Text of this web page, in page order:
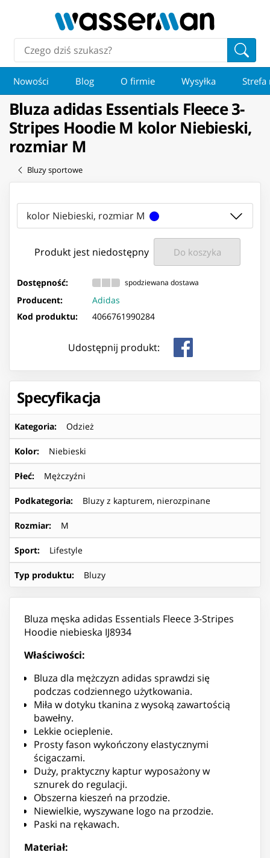
Nowości Blog O firmie Wysyłka Strefa
Bluza adidas Essentials Fleece 3-
Stripes Hoodie M kolor Niebieski,
rozmiar M
Bluzy sportowe
kolor Niebieski, rozmiar M
Produkt jest niedostępny Do koszyka
Dostępność: spodziewana dostawa
Producent:
Adidas
Kod produktu:
4066761990284
Udostępnij produkt:
Specyfikacja
Kategoria: Odzież
Kolor: Niebieski
Płeć: Mężczyźni
Podkategoria: Bluzy z kapturem, nierozpinane
Rozmiar: M
Sport: Lifestyle
Typ produktu: Bluzy
Bluza męska adidas Essentials Fleece 3-Stripes
Hoodie niebieska IJ8934
Właściwości:
Bluza dla mężczyzn adidas sprawdzi się
podczas codziennego użytkowania.
Miła w dotyku tkanina z wysoką zawartością
bawełny.
Lekkie ocieplenie.
Prosty fason wykończony elastycznymi
ścigaczami.
Duży, praktyczny kaptur wyposażony w
sznurek do regulacji.
Obszerna kieszeń na przodzie.
Niewielkie, wyszywane logo na przodzie.
Paski na rękawach.
Materiał: